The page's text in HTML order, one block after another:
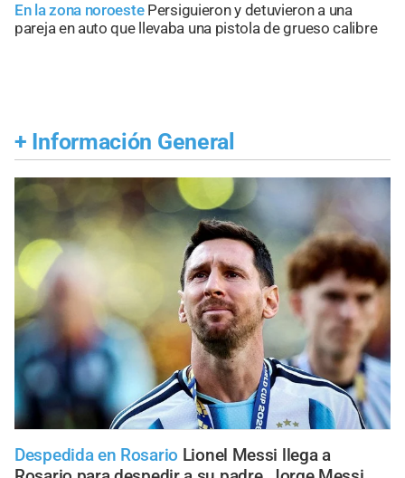
En la zona noroeste Persiguieron y detuvieron a una
pareja en auto que llevaba una pistola de grueso calibre
+ Información General
Despedida en Rosario Lionel Messi llega a